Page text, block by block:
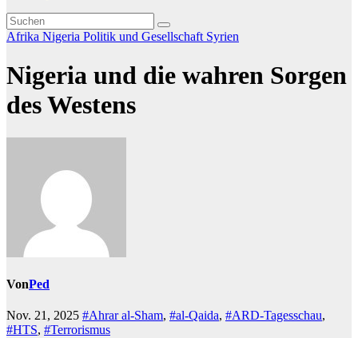
Afrika Nigeria Politik und Gesellschaft Syrien
Nigeria und die wahren Sorgen
des Westens
VonPed
Nov. 21, 2025 #Ahrar al-Sham, #al-Qaida, #ARD-Tagesschau,
#HTS, #Terrorismus